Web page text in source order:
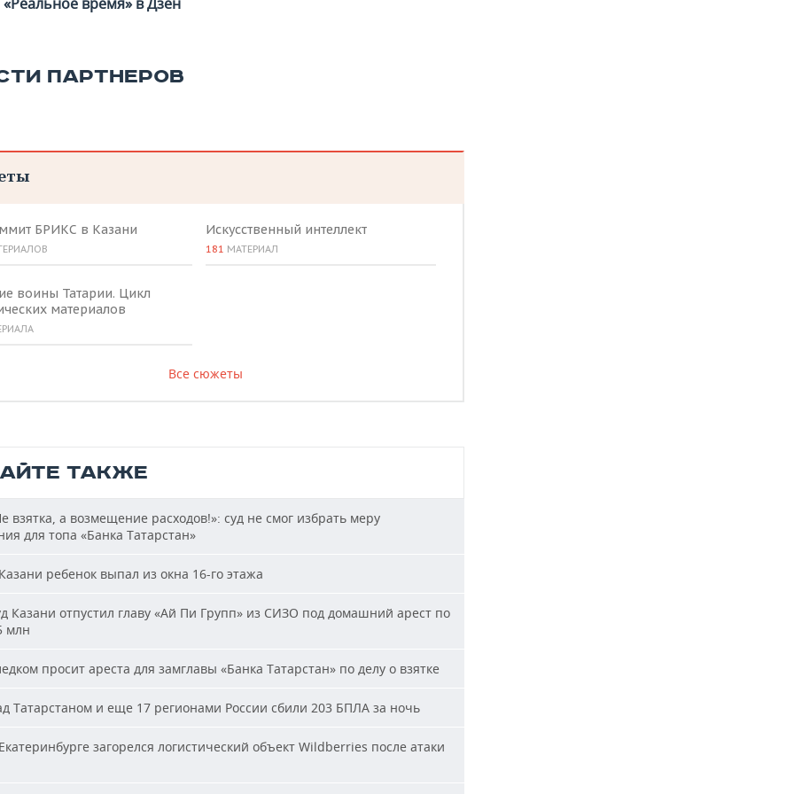
«Реальное время» в Дзен
ПАРТНЕРОВ
БРИКС в Казани
воины Татарии. Цикл
материалов
Искусственный интеллект
181 МАТЕРИАЛ
Все сюжеты
ТАКЖЕ
взятка, а возмещение расходов!»: суд не смог избрать меру
для топа «Банка Татарстан»
ребенок выпал из окна 16-го этажа
Казани отпустил главу «Ай Пи Групп» из СИЗО под домашний арест по
млн
просит ареста для замглавы «Банка Татарстан» по делу о взятке
Татарстаном и еще 17 регионами России сбили 203 БПЛА за ночь
загорелся логистический объект Wildberries после атаки